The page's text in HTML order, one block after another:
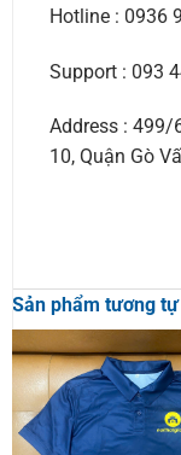
Hotline : 0936
Support : 093
Address : 499/
10, Quận Gò
Sản phẩm tương tự